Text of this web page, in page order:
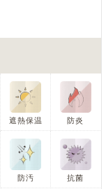
遮熱保温 防炎
防汚 抗菌